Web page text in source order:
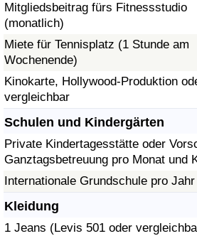
Mitgliedsbeitrag fürs Fitnessstudio
(monatlich)
Miete für Tennisplatz (1 Stunde am
Wochenende)
Kinokarte, Hollywood-Produktion
vergleichbar
Schulen und Kindergärten
Private Kindertagesstätte oder
Ganztagsbetreuung pro Monat und
Internationale Grundschule pro
Kleidung
1 Jeans (Levis 501 oder